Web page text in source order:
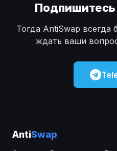
Тогда AntiSwap всегда
ждать ваши
AntiSwap